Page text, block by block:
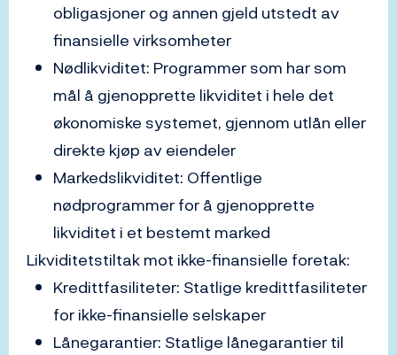
obligasjoner og annen gjeld utstedt av
finansielle virksomheter
Nødlikviditet: Programmer som har som
mål å gjenopprette likviditet i hele det
økonomiske systemet, gjennom utlån eller
direkte kjøp av eiendeler
Markedslikviditet: Offentlige
nødprogrammer for å gjenopprette
likviditet i et bestemt marked
Likviditetstiltak mot ikke-finansielle foretak:
Kredittfasiliteter: Statlige kredittfasiliteter
for ikke-finansielle selskaper
Lånegarantier: Statlige lånegarantier til